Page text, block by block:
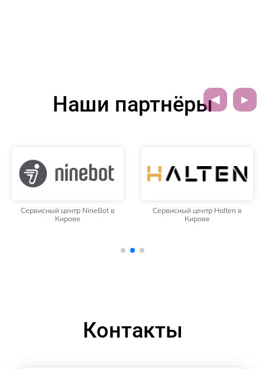
Наши партнёры
Сервисный центр NineBot в
Кирове
Сервисный центр Halten в
Кирове
Контакты